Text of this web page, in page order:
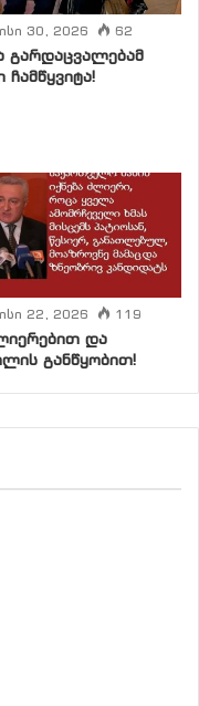
30, 2026 62
გარდაცვალებამ
22, 2026 119
და
განწყობით!